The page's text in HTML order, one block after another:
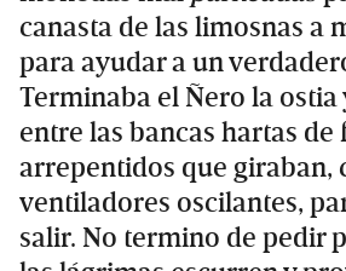
canasta de las limosnas a
para ayudar a un
Terminaba el Ñero la ostia
entre las bancas hartas de
arrepentidos que giraban,
ventiladores oscilantes,
salir. No termino de pedir